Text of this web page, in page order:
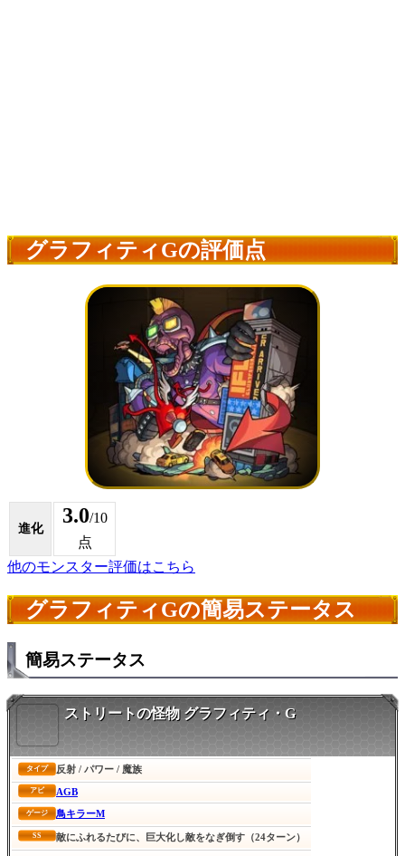
グラフィティGの評価点
進化
3.0/10
点
他のモンスター評価はこちら
グラフィティGの簡易ステータス
簡易ステータス
ストリートの怪物 グラフィティ・G
タイプ 反射 / パワー / 魔族
アビ AGB
ゲージ 鳥キラーM
SS 敵にふれるたびに、巨大化し敵をなぎ倒す（24ターン）